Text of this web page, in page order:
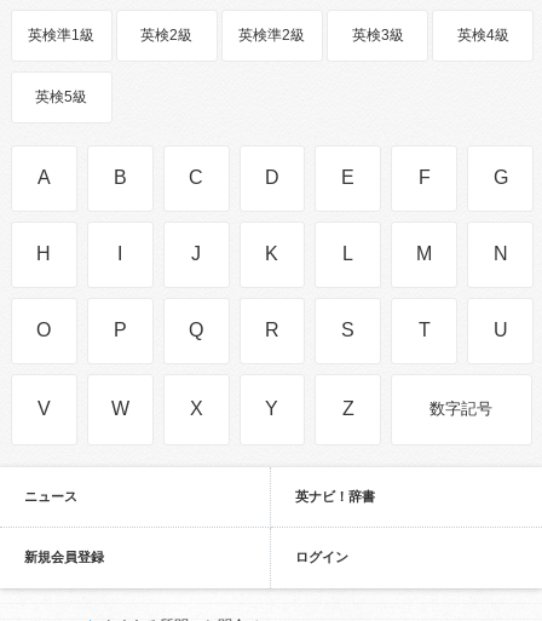
英検準1級 英検2級 英検準2級 英検3級 英検4級
英検5級
A B C D E F G
H J K L M N
O P Q R S T U
V W X Y Z 数字記号
ニュース 英ナビ！辞書
新規会員登録 ログイン